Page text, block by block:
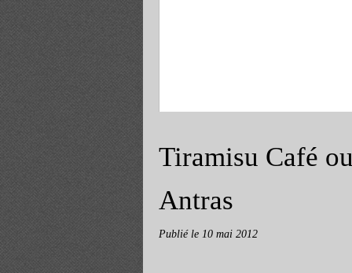
Tiramisu Café
Antras
Publié le 10 mai 2012